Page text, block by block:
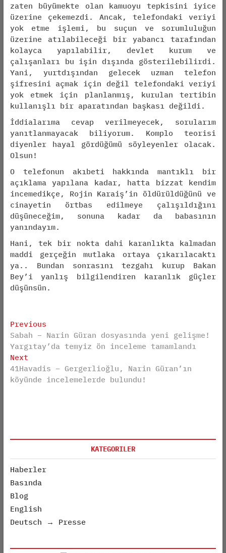
zaten büyümekte olan kamuoyu tepkisini iyice
üzerine çekemezdi. Ancak, telefondaki veriyi
yok etme işlemi, bu suçun ve sorumluluğun
üzerine atılabileceği bir yabancı tarafından
kolayca yapılabilir, devlet kurum ve
çalışanları bu işin dışında gösterilebilirdi.
Yani, yurtdışından gelecek uzman telefon
şifresini açmak için değil telefondaki veriyi
yok etmek için planlanmış, kurulan tertibin
kullanışlı bir aparatından başkası değildi.
İddialarıma cevap verilmeyecek, sorularım
yanıtlanmayacak biliyorum. Komplo teorisi
diyenler hayal gördüğümü söyleyenler olacak.
Olsun!
O telefonun akıbeti hakkında mantıklı bir
açıklama yapılana kadar, hatta bizzat kendim
incemedikçe, Rojin Karaiş’in öldürüldüğünü ve
cinayetin örtbas edilmeye çalışıldığını
düşüneceğim, sonuna kadar da babasının
yanındayım.
Hani, tek bir nokta dahi karanlıkta kalmadan
maddi gerçeğin mutlaka ortaya çıkarılacaktı
ya.. Bundan sonrasını tezgahı kurup Bakan
Bey’i yanlış bilgilendiren karanlık güçler
düşünsün.
Post
navigation
Previous
post:
Sabah – Narin Güran dosyasında yeni gelişme!
Yargıtay’da temyiz ön inceleme tamamlandı
Next
post:
41Havadis – Gergerlioğlu, Narin Güran’ın
köyünde incelemelerde bulundu!
KATEGORILER
Haberler
Basında
Blog
English
Deutsch → Presse